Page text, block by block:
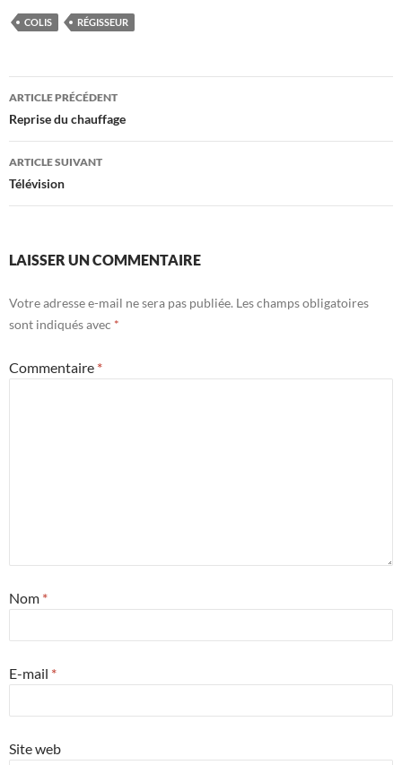
COLIS RÉGISSEUR
Navigation
des
articles
ARTICLE PRÉCÉDENT
Reprise du chauffage
ARTICLE SUIVANT
Télévision
LAISSER UN COMMENTAIRE
Votre adresse e-mail ne sera pas publiée. Les champs obligatoires
sont indiqués avec *
Commentaire *
Nom *
E-mail *
Site web